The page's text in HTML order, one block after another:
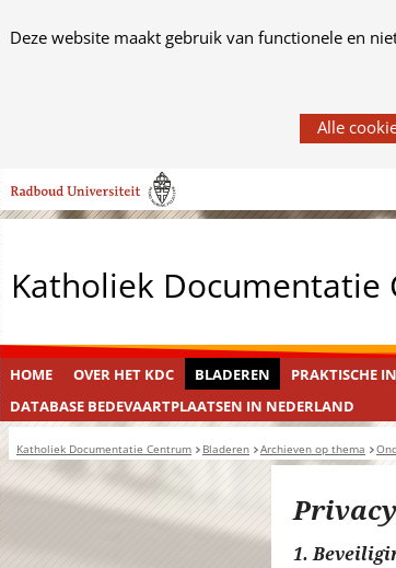
Cookies
Deze website maakt gebruik van functionele en
gebruik
van
op
deze
worden
toegestaan
geweigerd.
Katholiek Documentatie
HOME OVER HET KDC BLADEREN PRAKTISCHE
DATABASE BEDEVAARTPLAATSEN IN NEDERLAND
Katholiek Documentatie Centrum Bladeren Archieven op thema
1.